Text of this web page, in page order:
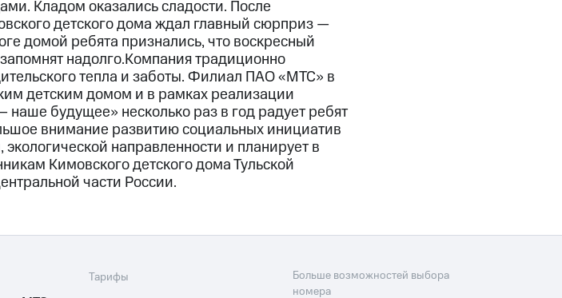
Кладом оказались сладости. После
детского дома ждал главный сюрприз —
домой ребята признались, что воскресный
надолго.Компания традиционно
тепла и заботы. Филиал ПАО «МТС» в
детским домом и в рамках реализации
будущее» несколько раз в год радует ребят
внимание развитию социальных инициатив
направленности и планирует в
Кимовского детского дома Тульской
части России.
Тарифы
Больше возможностей выбора
номера